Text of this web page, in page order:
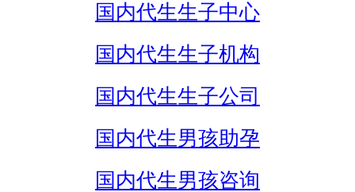
国内代生生子中心
国内代生生子机构
国内代生生子公司
国内代生男孩助孕
国内代生男孩咨询